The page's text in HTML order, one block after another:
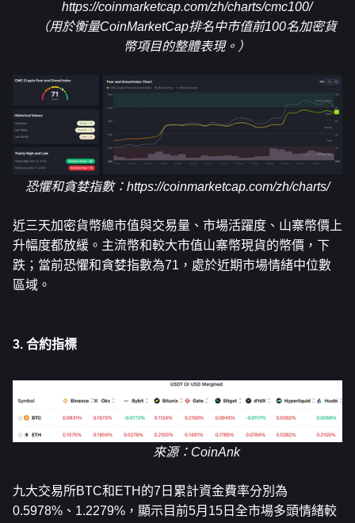
https://coinmarketcap.com/zh/charts/cmc100/
（用於衡量CoinMarketCap排名中市值前100名加密貨
幣項目的整體表現。）
恐懼和貪婪指數： https://coinmarketcap.com/zh/charts/
近三天加密貨幣總市值與交易量、市場活躍度、山寨幣價上
升幅度都放緩。主流幣和較大市值山寨幣現貨的幣價，下
跌；當前恐懼和貪婪指數為71，處於近期市場情緒中位數
區域。
3. 合約指標
來源：CoinAnk
九大交易所BTC和 ETH 的7日累計資金費率分別為
0.5978%、1.2279%，顯示目前5月15日全市場多頭情緒較